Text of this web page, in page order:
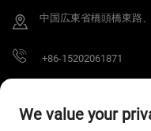
中国広東省橋頭橋東路
+86-15202061871
We value your